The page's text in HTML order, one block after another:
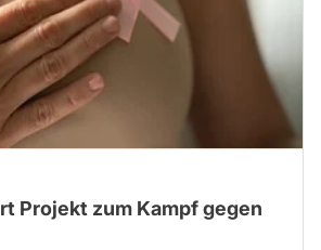
Projekt zum Kampf gegen